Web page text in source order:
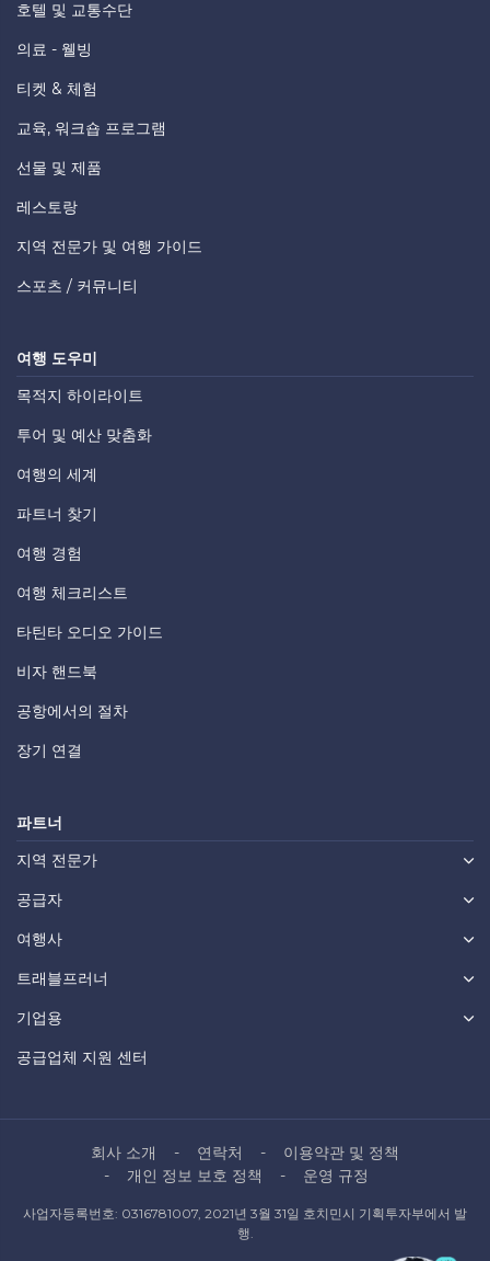
호텔 및 교통수단
의료 - 웰빙
티켓 & 체험
교육, 워크숍 프로그램
선물 및 제품
레스토랑
지역 전문가 및 여행 가이드
스포츠 / 커뮤니티
여행 도우미
목적지 하이라이트
투어 및 예산 맞춤화
여행의 세계
파트너 찾기
여행 경험
여행 체크리스트
타틴타 오디오 가이드
비자 핸드북
공항에서의 절차
장기 연결
파트너
지역 전문가
공급자
여행사
트래블프러너
기업용
공급업체 지원 센터
회사 소개 연락처
이용약관 및 정책
개인 정보 보호 정책
운영 규정
사업자등록번호: 0316781007, 2021년 3월 31일 호치민시 기획투자부에서 발
행.